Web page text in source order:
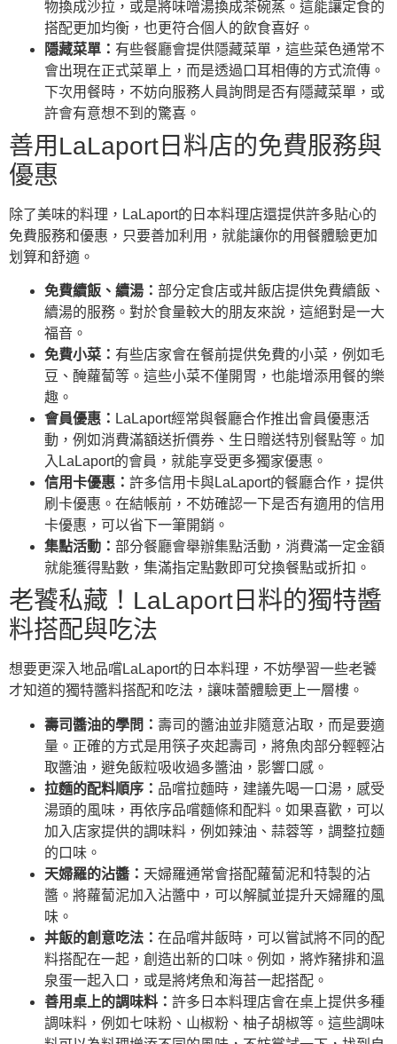
物換成沙拉，或是將味噌湯換成茶碗蒸。這能讓定食的
搭配更加均衡，也更符合個人的飲食喜好。
隱藏菜單： 有些餐廳會提供隱藏菜單，這些菜色通常不
會出現在正式菜單上，而是透過口耳相傳的方式流傳。
下次用餐時，不妨向服務人員詢問是否有隱藏菜單，或
許會有意想不到的驚喜。
善用LaLaport日料店的免費服務與
優惠
除了美味的料理，LaLaport的日本料理店還提供許多貼心的
免費服務和優惠，只要善加利用，就能讓你的用餐體驗更加
划算和舒適。
免費續飯、續湯： 部分定食店或丼飯店提供免費續飯、
續湯的服務。對於食量較大的朋友來說，這絕對是一大
福音。
免費小菜： 有些店家會在餐前提供免費的小菜，例如毛
豆、醃蘿蔔等。這些小菜不僅開胃，也能增添用餐的樂
趣。
會員優惠： LaLaport經常與餐廳合作推出會員優惠活
動，例如消費滿額送折價券、生日贈送特別餐點等。加
入LaLaport的會員，就能享受更多獨家優惠。
信用卡優惠： 許多信用卡與LaLaport的餐廳合作，提供
刷卡優惠。在結帳前，不妨確認一下是否有適用的信用
卡優惠，可以省下一筆開銷。
集點活動： 部分餐廳會舉辦集點活動，消費滿一定金額
就能獲得點數，集滿指定點數即可兌換餐點或折扣。
老饕私藏！LaLaport日料的獨特醬
料搭配與吃法
想要更深入地品嚐LaLaport的日本料理，不妨學習一些老饕
才知道的獨特醬料搭配和吃法，讓味蕾體驗更上一層樓。
壽司醬油的學問： 壽司的醬油並非隨意沾取，而是要適
量。正確的方式是用筷子夾起壽司，將魚肉部分輕輕沾
取醬油，避免飯粒吸收過多醬油，影響口感。
拉麵的配料順序： 品嚐拉麵時，建議先喝一口湯，感受
湯頭的風味，再依序品嚐麵條和配料。如果喜歡，可以
加入店家提供的調味料，例如辣油、蒜蓉等，調整拉麵
的口味。
天婦羅的沾醬： 天婦羅通常會搭配蘿蔔泥和特製的沾
醬。將蘿蔔泥加入沾醬中，可以解膩並提升天婦羅的風
味。
丼飯的創意吃法： 在品嚐丼飯時，可以嘗試將不同的配
料搭配在一起，創造出新的口味。例如，將炸豬排和溫
泉蛋一起入口，或是將烤魚和海苔一起搭配。
善用桌上的調味料： 許多日本料理店會在桌上提供多種
調味料，例如七味粉、山椒粉、柚子胡椒等。這些調味